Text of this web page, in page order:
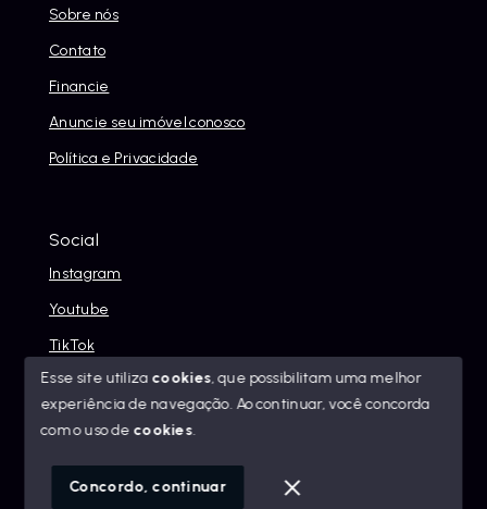
Sobre nós
Contato
Financie
Anuncie seu imóvel conosco
Política e Privacidade
Social
Instagram
Youtube
TikTok
© Copyright 2026 - Alexandre Abreu Imóveis - Todos os
SITE PARA IMOBILIARIA
Esse site utiliza cookies, que possibilitam uma melhor
experiência de navegação.Ao continuar, você concorda
com o uso de cookies.
Concordo, continuar